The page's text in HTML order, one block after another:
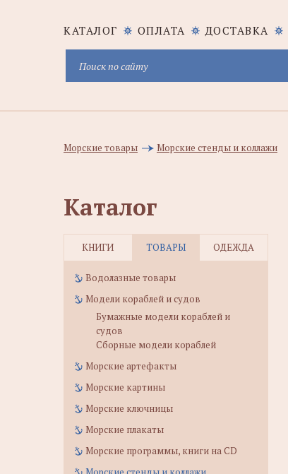
КАТАЛОГ ОПЛАТА ДОСТАВКА
Морские товары Морские стенды и коллажи
Каталог
КНИГИ ТОВАРЫ ОДЕЖДА
Водолазные товары
Модели кораблей и судов
Бумажные модели кораблей и
судов
Сборные модели кораблей
Морские артефакты
Морские картины
Морские ключницы
Морские плакаты
Морские программы, книги на CD